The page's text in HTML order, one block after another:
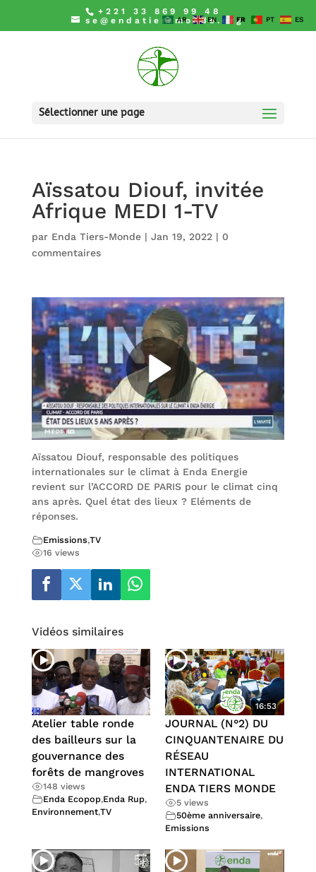
+221 33 869 99 48
se@endatiersmonde.org
Sélectionner une page
Aïssatou Diouf, invitée
Afrique MEDI 1-TV
par Enda Tiers-Monde| Jan 19, 2022| 0
commentaires
Aïssatou Diouf, responsable des politiques
internationales sur le climat à Enda Energie
revient sur l’ACCORD DE PARIS pour le climat cinq
ans après. Quel état des lieux ? Eléments de
réponses.
Emissions,TV
16 views
Vidéos similaires
Atelier table ronde
des bailleurs sur la
gouvernance des
forêts de mangroves
148 views
Enda Ecopop,Enda Rup,
Environnement,TV
16:53
JOURNAL (N°2) DU
CINQUANTENAIRE DU
RÉSEAU
INTERNATIONAL
ENDA TIERS MONDE
5 views
50ème anniversaire,
Emissions
AR EN FR PT ES